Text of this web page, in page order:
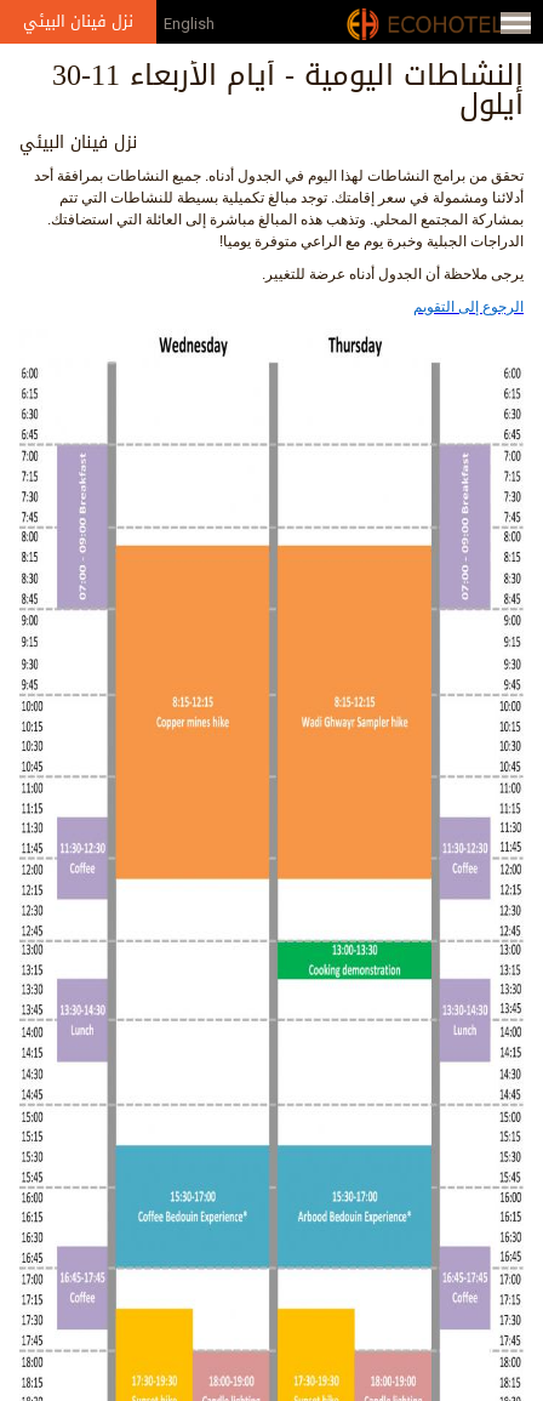
Jump to navigation
English نزل فينان البيئي
النشاطات اليومية - أيام الأربعاء 11-30
أيلول
نزل فينان البيئي
تحقق من برامج النشاطات لهذا اليوم في الجدول أدناه. جميع النشاطات بمرافقة أحد
أدلائنا ومشمولة في سعر إقامتك. توجد مبالغ تكميلية بسيطة للنشاطات التي تتم
بمشاركة المجتمع المحلي. وتذهب هذه المبالغ مباشرة إلى العائلة التي استضافتك.
الدراجات الجبلية وخبرة يوم مع الراعي متوفرة يوميا!
يرجى ملاحظة أن الجدول أدناه عرضة للتغيير.
الرجوع إلى التقويم